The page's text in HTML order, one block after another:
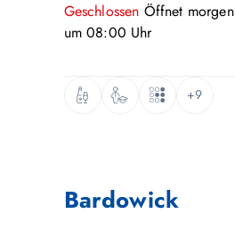
Geschlossen Öffnet morgen
um08:00 Uhr
+9
Bardowick